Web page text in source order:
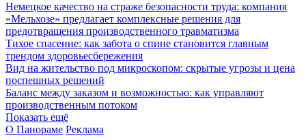
Немецкое качество на страже безопасности труда: компания
«Мельхозе» предлагает комплексные решения для
предотвращения производственного травматизма
Тихое спасение: как забота о спине становится главным
трендом здоровьесбережения
Вид на жительство под микроскопом: скрытые угрозы и цена
поспешных решений
Баланс между заказом и возможностью: как управляют
производственным потоком
Показать ещё
О Панораме Реклама